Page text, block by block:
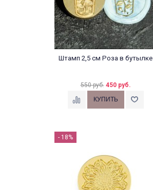
Штамп 2,5 см Роза в бутылке
550 руб. 450 руб.
- 18%